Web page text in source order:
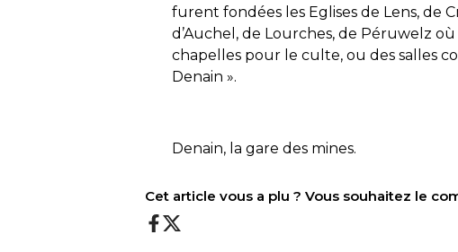
furent fondées les Eglises de Lens, de
d’Auchel, de Lourches, de Péruwelz
chapelles pour le culte, ou des salles
Denain ».
Denain, la gare des mines.
Cet article vous a plu ? Vous souhaitez le